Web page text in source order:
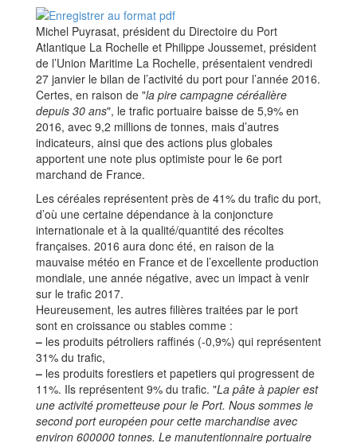
Michel Puyrasat, président du Directoire du Port
Atlantique La Rochelle et Philippe Joussemet, président
de l’Union Maritime La Rochelle, présentaient vendredi
27 janvier le bilan de l’activité du port pour l’année 2016.
Certes, en raison de "la pire campagne céréalière
depuis 30 ans", le trafic portuaire baisse de 5,9% en
2016, avec 9,2 millions de tonnes, mais d’autres
indicateurs, ainsi que des actions plus globales
apportent une note plus optimiste pour le 6e port
marchand de France.
Les céréales représentent près de 41% du trafic du port,
d’où une certaine dépendance à la conjoncture
internationale et à la qualité/quantité des récoltes
françaises. 2016 aura donc été, en raison de la
mauvaise météo en France et de l’excellente production
mondiale, une année négative, avec un impact à venir
sur le trafic 2017.
Heureusement, les autres filières traitées par le port
sont en croissance ou stables comme :
– les produits pétroliers raffinés (-0,9%) qui représentent
31% du trafic,
– les produits forestiers et papetiers qui progressent de
11%. Ils représentent 9% du trafic. "La pâte à papier est
une activité prometteuse pour le Port. Nous sommes le
second port européen pour cette marchandise avec
environ 600000 tonnes. Le manutentionnaire portuaire